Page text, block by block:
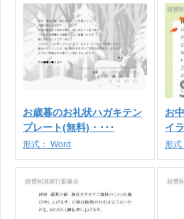
お歳暮のお礼状ハガキテン
プレート(無料)・･･･
形式： Word
お
イ
形式